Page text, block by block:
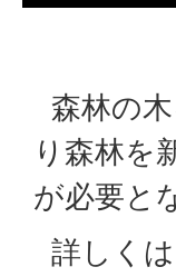
森林の
り森林を
が必要と
詳しく